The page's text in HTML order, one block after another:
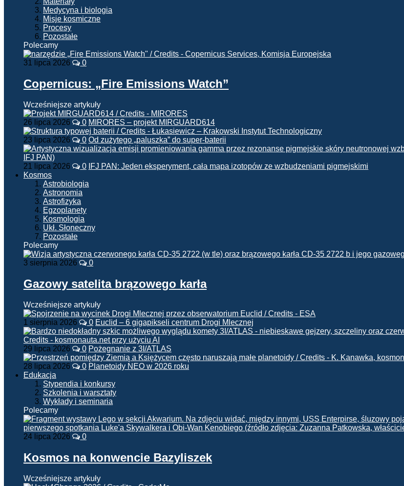
Medycyna i biologia
Misje kosmiczne
Procesy
Pozostałe
Polecamy
31 lipca 2026 0
Copernicus: „Fire Emissions Watch”
Wcześniejsze artykuły
26 lipca 2026 0 MIRORES – projekt MIRGUARD614
23 lipca 2026 0 Od zużytego „paluszka” do super-baterii
21 lipca 2026 0 IFJ PAN: Jeden eksperyment, cała mapa izotopów ze wzbudzeniami pigmejskimi
Kosmos
Astrobiologia
Astronomia
Astrofizyka
Egzoplanety
Kosmologia
Ukł. Słoneczny
Pozostałe
Polecamy
3 sierpnia 2026 0
Gazowy satelita brązowego karła
Wcześniejsze artykuły
1 sierpnia 2026 0 Euclid – 6 gigapikseli centrum Drogi Mlecznej
29 lipca 2026 0 Pożegnanie z 3I/ATLAS
28 lipca 2026 0 Planetoidy NEO w 2026 roku
Edukacja
Stypendia i konkursy
Szkolenia i warsztaty
Wykłady i seminaria
Polecamy
24 lipca 2026 0
Kosmos na konwencie Bazyliszek
Wcześniejsze artykuły